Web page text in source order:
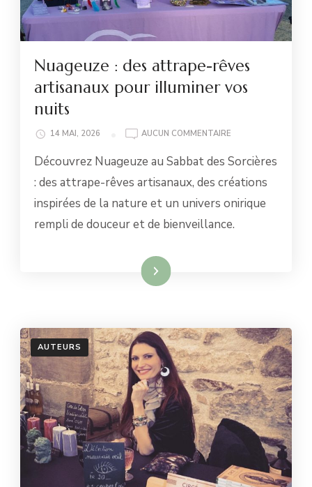
Nuageuze : des attrape-rêves
artisanaux pour illuminer vos
nuits
14 MAI, 2026 AUCUN COMMENTAIRE
DES
ATTRAPE-
RÊVES
ARTISANAUX
ILLUMINER
Découvrez Nuageuze au Sabbat des Sorcières
: des attrape-rêves artisanaux, des créations
inspirées de la nature et un univers onirique
rempli de douceur et de bienveillance.
Lire la suite
AUTEURS